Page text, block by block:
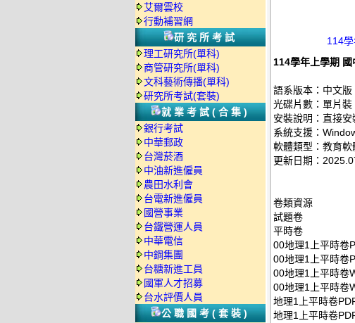
艾爾雲校
行動補習網
研究所考試
理工研究所(單科)
商管研究所(單科)
文科藝術傳播(單科)
研究所考試(套裝)
就業考試(合集)
銀行考試
中華郵政
台灣菸酒
中油新進僱員
農田水利會
台電新進僱員
國營事業
台鐵營運人員
中華電信
中鋼集團
台糖新進工員
國軍人才招募
台水評價人員
公職國考(套裝)
114
114學年上學期
語系版本：中文版
光碟片數：單片裝
安裝說明：直接安
系統支援：
軟體類型：教育軟
更新日期：
卷類資源
試題卷
平時卷
00地理1上平時卷
00地理1上平時卷
00地理1上平時卷
00地理1上平時卷
地理1上平時卷
地理1上平時卷